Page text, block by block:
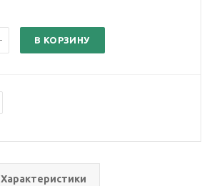
В КОРЗИНУ
Характеристики